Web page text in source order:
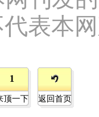
表本
1
顶一下 返回首页